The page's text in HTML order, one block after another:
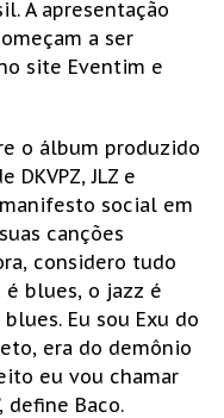
A apresentação
a ser
site Eventim e
o álbum produzido
JLZ e
social em
canções
considero tudo
é blues, o jazz é
Eu sou Exu do
era do demônio
eu vou chamar
define Baco.